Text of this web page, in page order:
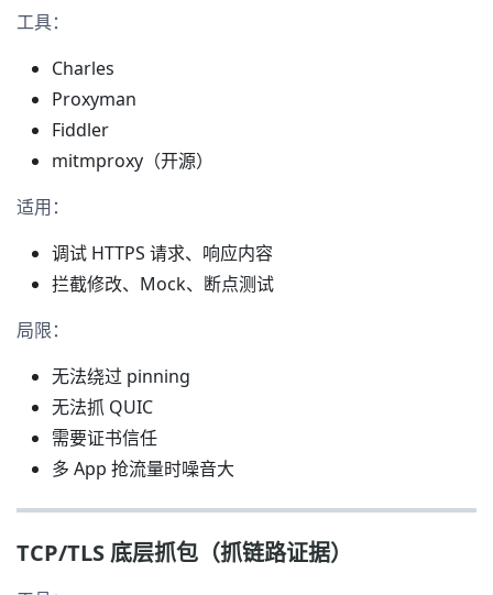
工具：
Charles
Proxyman
Fiddler
mitmproxy（开源）
适用：
调试 HTTPS 请求、响应内容
拦截修改、Mock、断点测试
局限：
无法绕过 pinning
无法抓 QUIC
需要证书信任
多 App 抢流量时噪音大
TCP/TLS 底层抓包（抓链路证据）